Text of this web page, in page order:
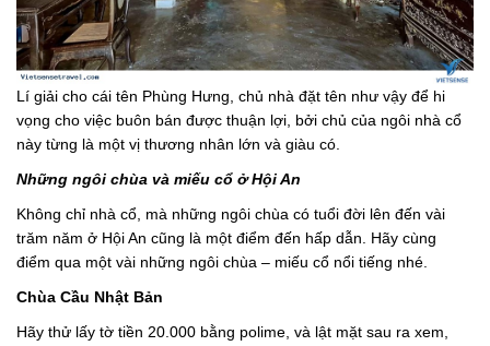
Lí giải cho cái tên Phùng Hưng, chủ nhà đặt tên như vậy để hi
vọng cho việc buôn bán được thuận lợi, bởi chủ của ngôi nhà cổ
này từng là một vị thương nhân lớn và giàu có.
Những ngôi chùa và miếu cổ ở Hội An
Không chỉ nhà cổ, mà những ngôi chùa có tuổi đời lên đến vài
trăm năm ở Hội An cũng là một điểm đến hấp dẫn. Hãy cùng
điểm qua một vài những ngôi chùa – miếu cổ nổi tiếng nhé.
Chùa Cầu Nhật Bản
Hãy thử lấy tờ tiền 20.000 bằng polime, và lật mặt sau ra xem,